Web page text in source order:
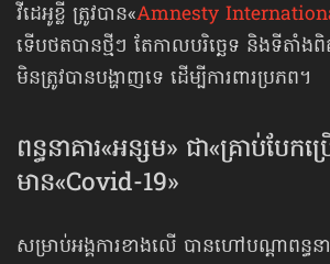
វីដេអូខ្លី ត្រូវបាន«Amnesty
ទើបថតបានថ្មីៗ តែកាលបរិច្ឆេទ និងទីតាំងពិ
មិនត្រូវបានបង្ហាញទេ ដើម្បីការពារប្រភព។
ពន្ធនាគារ«អន្សម» ជា«គ្រាប់បែក
មាន«Covid-19»
សម្រាប់អង្គការខាងលើ បានហៅបណ្ដាពន្ធន